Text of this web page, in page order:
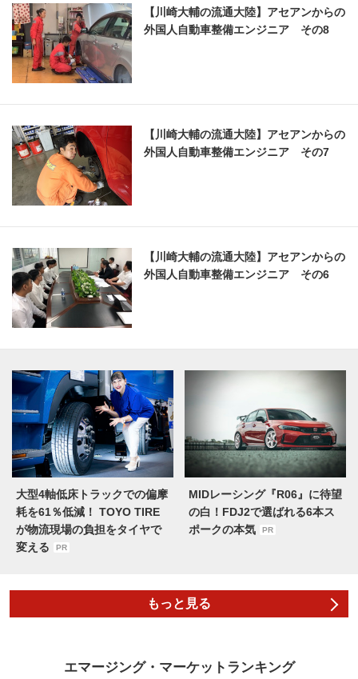
【川崎大輔の流通大陸】アセアンからの
外国人自動車整備エンジニア その8
【川崎大輔の流通大陸】アセアンからの
外国人自動車整備エンジニア その7
【川崎大輔の流通大陸】アセアンからの
外国人自動車整備エンジニア その6
大型4軸低床トラックでの偏摩
耗を61％低減！ TOYO TIRE
が物流現場の負担をタイヤで
変える
PR
MIDレーシング『R06』に待望
の白！FDJ2で選ばれる6本ス
ポークの本気
PR
もっと見る
エマージング・マーケットランキング